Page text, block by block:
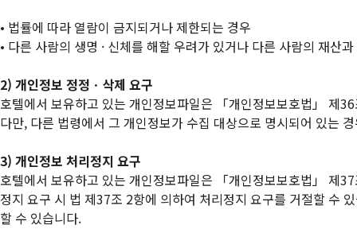
• 법률에 따라 열람이 금지되거나 제한되는 경우
• 다른 사람의 생명 · 신체를 해할 우려가 있거나 다른 사람의 재산
2) 개인정보 정정ㆍ삭제 요구
호텔에서 보유하고 있는 개인정보파일은 「개인정보보호법」 제
다만, 다른 법령에서 그 개인정보가 수집 대상으로 명시되어 있는
3) 개인정보 처리정지 요구
호텔에서 보유하고 있는 개인정보파일은 「개인정보보호법」 제
정지 요구 시 법 제37조 2항에 의하여 처리정지 요구를 거절할 수
할 수 있습니다.